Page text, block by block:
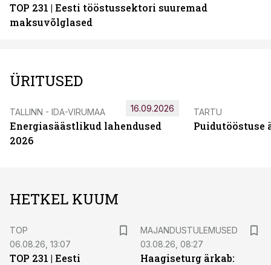
TOP 231 | Eesti tööstussektori suuremad
maksuvõlglased
ÜRITUSED
TALLINN - IDA-VIRUMAA
Energiasäästlikud lahendused
2026
16.09.2026 TARTU
Puidutööstuse
HETKEL KUUM
TOP
06.08.26, 13:07
TOP 231 | Eesti
MAJANDUSTULEMUSED
03.08.26, 08:27
Haagiseturg ärkab: